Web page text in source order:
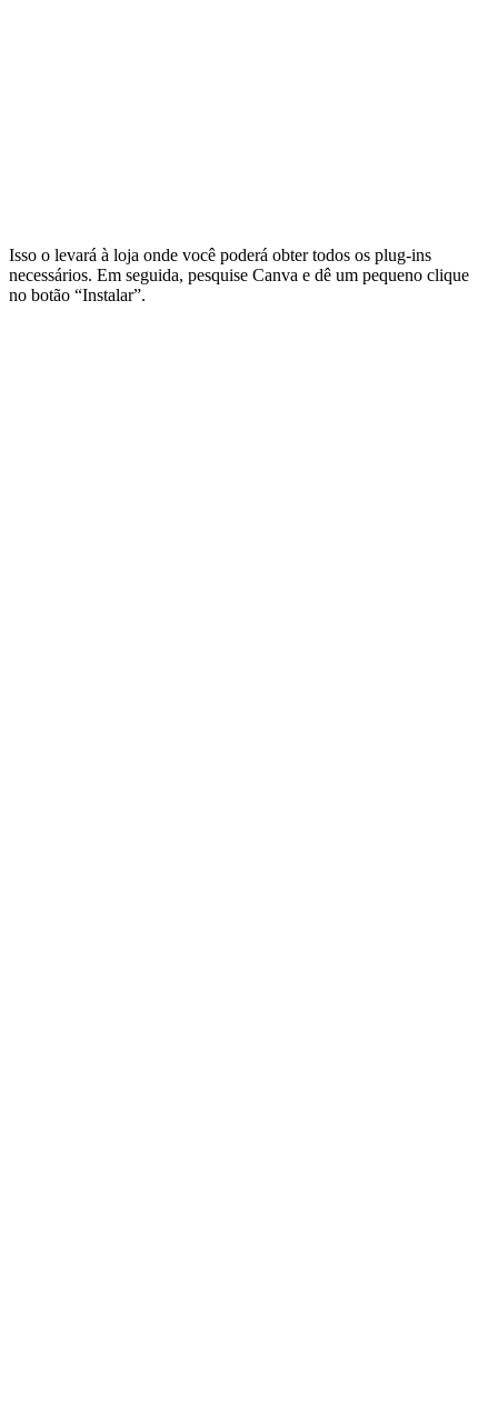
Isso o levará à loja onde você poderá obter todos os plug-ins
necessários. Em seguida, pesquise Canva e dê um pequeno clique
no botão “Instalar”.